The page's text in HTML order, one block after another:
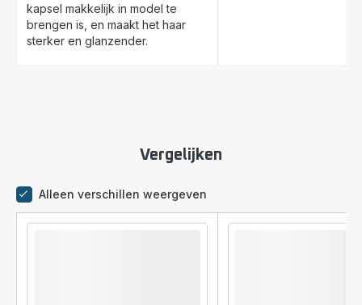
kapsel makkelijk in model te
brengen is, en maakt het haar
sterker en glanzender.
Vergelijken
Alleen verschillen weergeven